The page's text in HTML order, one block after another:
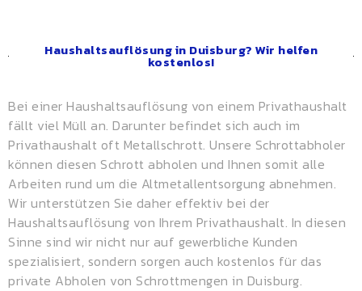
Haushaltsauflösung in Duisburg? Wir helfen
kostenlos!
Bei einer Haushaltsauflösung von einem Privathaushalt
fällt viel Müll an. Darunter befindet sich auch im
Privathaushalt oft Metallschrott. Unsere Schrottabholer
können diesen Schrott abholen und Ihnen somit alle
Arbeiten rund um die Altmetallentsorgung abnehmen.
Wir unterstützen Sie daher effektiv bei der
Haushaltsauflösung von Ihrem Privathaushalt. In diesen
Sinne sind wir nicht nur auf gewerbliche Kunden
spezialisiert, sondern sorgen auch kostenlos für das
private Abholen von Schrottmengen in Duisburg.